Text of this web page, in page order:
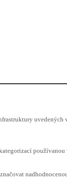
uvedených